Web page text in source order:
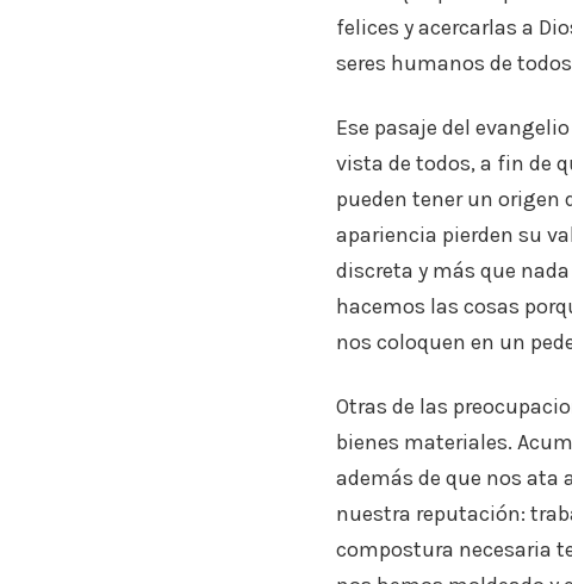
felices y acercarlas a
seres humanos de
Ese pasaje del
vista de todos, a fin de
pueden tener un origen
apariencia pierden su
discreta y más que
hacemos las cosas
nos coloquen en un
Otras de las
bienes materiales.
además de que nos ata
nuestra reputación:
compostura necesaria